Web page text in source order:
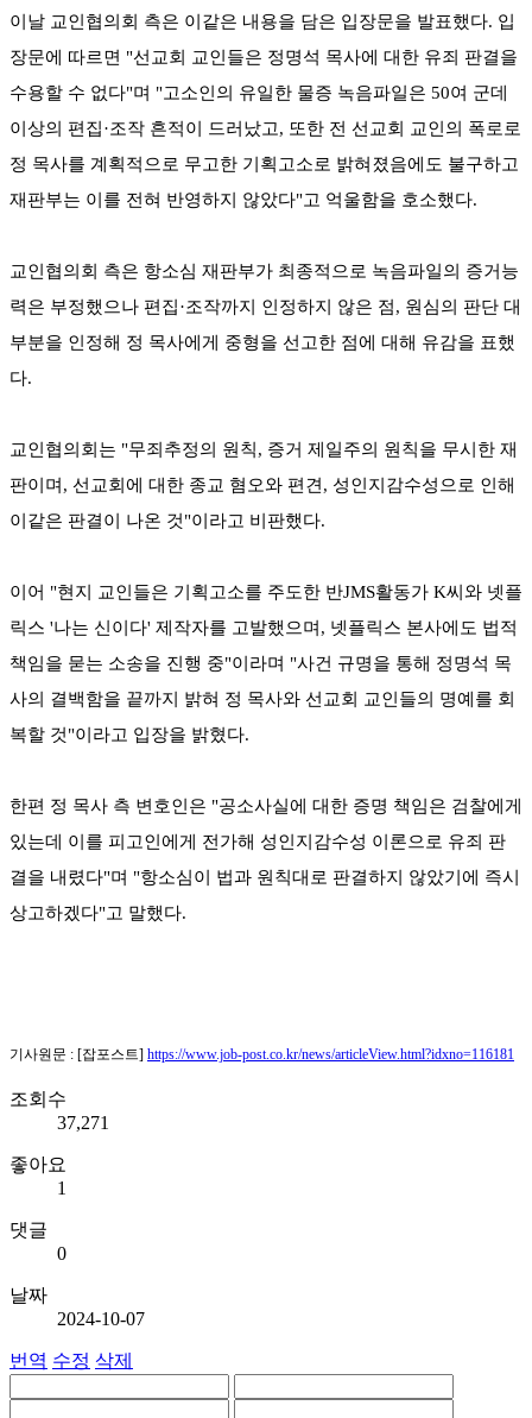
이날 교인협의회 측은 이같은 내용을 담은 입장문을 발표했다. 입
장문에 따르면 "선교회 교인들은 정명석 목사에 대한 유죄 판결을
수용할 수 없다"며 "고소인의 유일한 물증 녹음파일은 50여 군데
이상의 편집·조작 흔적이 드러났고, 또한 전 선교회 교인의 폭로로
정 목사를 계획적으로 무고한 기획고소로 밝혀졌음에도 불구하고
재판부는 이를 전혀 반영하지 않았다"고 억울함을 호소했다.
교인협의회 측은 항소심 재판부가 최종적으로 녹음파일의 증거능
력은 부정했으나 편집·조작까지 인정하지 않은 점, 원심의 판단 대
부분을 인정해 정 목사에게 중형을 선고한 점에 대해 유감을 표했
다.
교인협의회는 "무죄추정의 원칙, 증거 제일주의 원칙을 무시한 재
판이며, 선교회에 대한 종교 혐오와 편견, 성인지감수성으로 인해
이같은 판결이 나온 것"이라고 비판했다.
이어 "현지 교인들은 기획고소를 주도한 반JMS활동가 K씨와 넷플
릭스 '나는 신이다' 제작자를 고발했으며, 넷플릭스 본사에도 법적
책임을 묻는 소송을 진행 중"이라며 "사건 규명을 통해 정명석 목
사의 결백함을 끝까지 밝혀 정 목사와 선교회 교인들의 명예를 회
복할 것"이라고 입장을 밝혔다.
한편 정 목사 측 변호인은 "공소사실에 대한 증명 책임은 검찰에게
있는데 이를 피고인에게 전가해 성인지감수성 이론으로 유죄 판
결을 내렸다"며 "항소심이 법과 원칙대로 판결하지 않았기에 즉시
상고하겠다"고 말했다.
기사원문 : [잡포스트] https://www.job-post.co.kr/news/articleView.html?idxno=116181
조회수
37,271
좋아요
1
댓글
0
날짜
2024-10-07
번역 수정 삭제